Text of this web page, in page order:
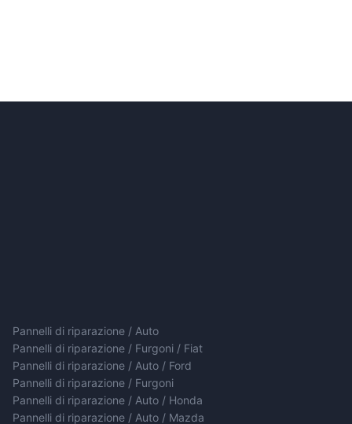
Pannelli di riparazione / Auto
Pannelli di riparazione / Furgoni / Fiat
Pannelli di riparazione / Auto / Ford
Pannelli di riparazione / Furgoni
Pannelli di riparazione / Auto / Honda
Pannelli di riparazione / Auto / Mazda